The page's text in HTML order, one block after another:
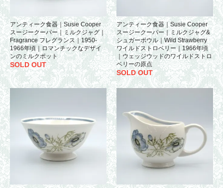
アンティーク食器｜Susie Cooper
スージークーパー｜ミルクジャグ｜
Fragrance フレグランス｜1950-
1966年頃｜ロマンチックなデザイ
ンのミルクポット
SOLD OUT
アンティーク食器｜Susie Cooper
スージークーパー｜ミルクジャグ&
シュガーボウル｜Wild Strawberry
ワイルドストロベリー｜1966年頃
｜ウェッジウッドのワイルドストロ
ベリーの原点
SOLD OUT